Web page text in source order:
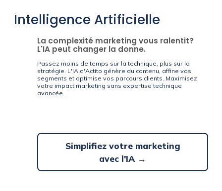
Intelligence Artificielle
La complexité marketing vous ralentit?
L'IA peut changer la donne.
Passez moins de temps sur la technique, plus sur la
stratégie. L'IA d'Actito génère du contenu, affine vos
segments et optimise vos parcours clients. Maximisez
votre impact marketing sans expertise technique
avancée.
Simplifiez votre marketing
avec l'IA →